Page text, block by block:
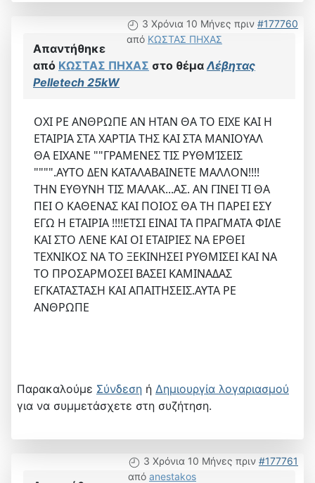
3 Χρόνια 10 Μήνες πριν #177760
από ΚΩΣΤΑΣ ΠΗΧΑΣ
Απαντήθηκε
από ΚΩΣΤΑΣ ΠΗΧΑΣ στο θέμαΛέβητας
Pelletech 25kW
ΟΧΙ ΡΕ ΑΝΘΡΩΠΕ ΑΝ ΗΤΑΝ ΘΑ ΤΟ ΕΙΧΕ ΚΑΙ Η
ΕΤΑΙΡΙΑ ΣΤΑ ΧΑΡΤΙΑ ΤΗΣ ΚΑΙ ΣΤΑ ΜΑΝΙΟΥΑΛ
ΘΑ ΕΙΧΑΝΕ ""ΓΡΑΜΕΝΕΣ ΤΙΣ ΡΥΘΜΊΣΕΙΣ
"""".ΑΥΤΟ ΔΕΝ ΚΑΤΑΛΑΒΑΙΝΕΤΕ ΜΑΛΛΟΝ!!!!
ΤΗΝ ΕΥΘΥΝΗ ΤΙΣ ΜΑΛΑΚ...ΑΣ. ΑΝ ΓΙΝΕΙ ΤΙ ΘΑ
ΠΕΙ Ο ΚΑΘΕΝΑΣ ΚΑΙ ΠΟΙΟΣ ΘΑ ΤΗ ΠΑΡΕΙ ΕΣΥ
ΕΓΩ Η ΕΤΑΙΡΙΑ !!!!ΕΤΣΙ ΕΙΝΑΙ ΤΑ ΠΡΑΓΜΑΤΑ ΦΙΛΕ
ΚΑΙ ΣΤΟ ΛΕΝΕ ΚΑΙ ΟΙ ΕΤΑΙΡΙΕΣ ΝΑ ΕΡΘΕΙ
ΤΕΧΝΙΚΟΣ ΝΑ ΤΟ ΞΕΚΙΝΗΣΕΙ ΡΥΘΜΙΣΕΙ ΚΑΙ ΝΑ
ΤΟ ΠΡΟΣΑΡΜΟΣΕΙ ΒΑΣΕΙ ΚΑΜΙΝΑΔΑΣ
ΕΓΚΑΤΑΣΤΑΣΗ ΚΑΙ ΑΠΑΙΤΗΣΕΙΣ.ΑΥΤΑ ΡΕ
ΑΝΘΡΩΠΕ
Παρακαλούμε Σύνδεση ή Δημιουργία λογαριασμού
για να συμμετάσχετε στη συζήτηση.
3 Χρόνια 10 Μήνες πριν #177761
από anestakos